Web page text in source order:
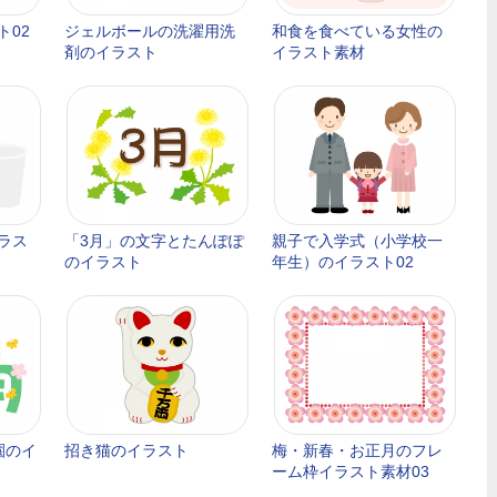
02
ジェルボールの洗濯用洗
剤のイラスト
和食を食べている女性の
イラスト素材
ス
「3月」の文字とたんぽぽ
のイラスト
親子で入学式（小学校一
年生）のイラスト02
のイ 招き猫のイラスト
梅・新春・お正月のフレ
ーム枠イラスト素材03